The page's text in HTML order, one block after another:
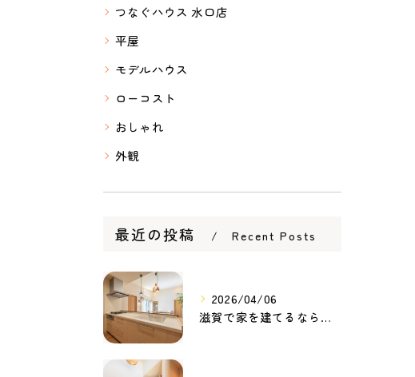
つなぐハウス 水口店
平屋
モデルハウス
ローコスト
おしゃれ
外観
最近の投稿 Recent Posts
2026/04/06
滋賀で家を建てるなら知っておきたい住宅ローンの基本｜無理のない家づくりの考え方